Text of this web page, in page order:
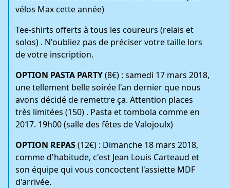
vélos Max cette année)
Tee-shirts offerts à tous les coureurs (relais et
solos) . N'oubliez pas de préciser votre taille lors
de votre inscription.
OPTION PASTA PARTY(8€) : samedi 17 mars 2018,
une tellement belle soirée l'an dernier que nous
avons décidé de remettre ça. Attention places
très limitées (150) . Pasta et tombola comme en
2017. 19h00 (salle des fêtes de Valojoulx)
OPTION REPAS(12€) : Dimanche 18 mars 2018,
comme d'habitude, c'est Jean Louis Carteaud et
son équipe qui vous concoctent l'assiette MDF
d'arrivée.